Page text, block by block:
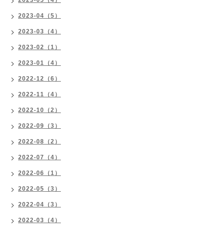
2023-04（5）
2023-03（4）
2023-02（1）
2023-01（4）
2022-12（6）
2022-11（4）
2022-10（2）
2022-09（3）
2022-08（2）
2022-07（4）
2022-06（1）
2022-05（3）
2022-04（3）
2022-03（4）